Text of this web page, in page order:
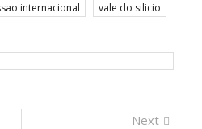
internacional vale do silicio
Next